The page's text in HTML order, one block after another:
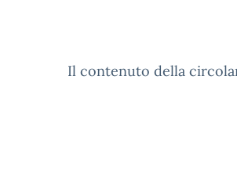
Il contenuto della